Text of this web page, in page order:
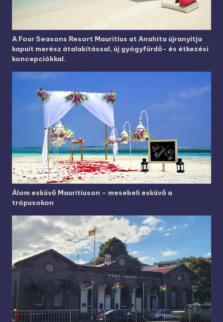
A Four Seasons Resort Mauritius at Anahita újranyitja
kapuit merész átalakítással, új gyógyfürdő- és étkezési
koncepciókkal.
Álom esküvő Mauritiuson – mesebeli esküvő a
trópusokon